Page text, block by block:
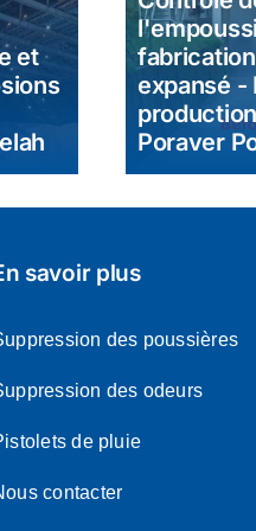
et
expansé -
Poraver
savoir plus
des poussières
des odeurs
de pluie
contacter